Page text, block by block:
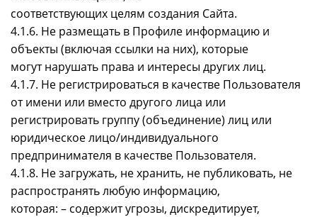
соответствующих целям создания Сайта.
4.1.6. Не размещать в Профиле информацию и
объекты (включая ссылки на них), которые
могут нарушать права и интересы других лиц.
4.1.7. Не регистрироваться в качестве Пользователя
от имени или вместо другого лица или
регистрировать группу (объединение) лиц или
юридическое лицо/индивидуального
предпринимателя в качестве Пользователя.
4.1.8. Не загружать, не хранить, не публиковать, не
распространять любую информацию,
которая: – содержит угрозы, дискредитирует,